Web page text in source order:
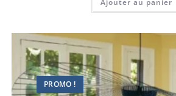
Ajouter au panier
PROMO !